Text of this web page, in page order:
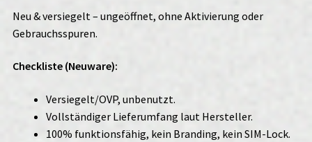
Neu & versiegelt – ungeöffnet, ohne Aktivierung oder
Gebrauchsspuren.
Checkliste (Neuware):
Versiegelt/OVP, unbenutzt.
Vollständiger Lieferumfang laut Hersteller.
100% funktionsfähig, kein Branding, kein SIM-Lock.